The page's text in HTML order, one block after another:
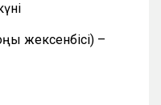
жексенбісі) –